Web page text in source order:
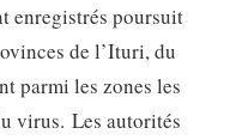
enregistrés poursuit
de l’Ituri, du
parmi les zones les
virus. Les autorités